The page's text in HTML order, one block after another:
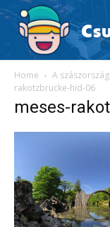
Home A
rakotzbrucke-hid-06
meses-